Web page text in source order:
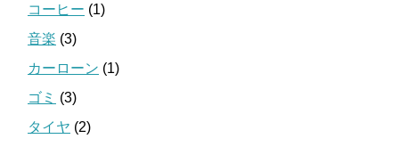
コーヒー (1)
音楽 (3)
カーローン (1)
ゴミ (3)
タイヤ (2)